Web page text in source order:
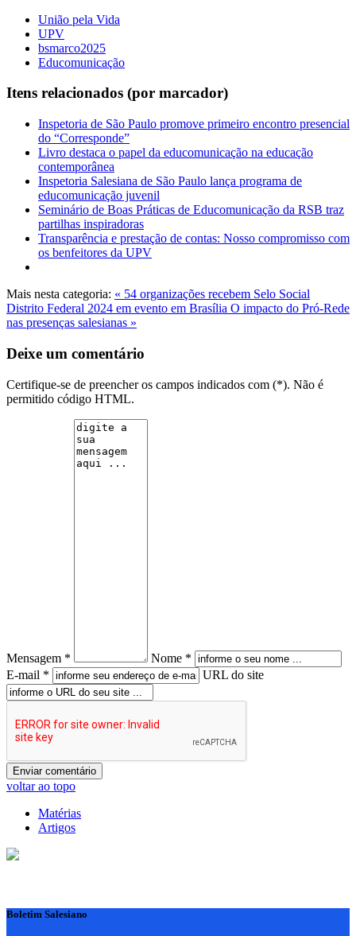
União pela Vida
UPV
bsmarco2025
Educomunicação
Itens relacionados (por marcador)
Inspetoria de São Paulo promove primeiro encontro presencial
do “Corresponde”
Livro destaca o papel da educomunicação na educação
contemporânea
Inspetoria Salesiana de São Paulo lança programa de
educomunicação juvenil
Seminário de Boas Práticas de Educomunicação da RSB traz
partilhas inspiradoras
Transparência e prestação de contas: Nosso compromisso com
os benfeitores da UPV
Mais nesta categoria: « 54 organizações recebem Selo Social
Distrito Federal 2024 em evento em Brasília O impacto do Pró-Rede
nas presenças salesianas »
Deixe um comentário
Certifique-se de preencher os campos indicados com (*). Não é
permitido código HTML.
Mensagem *
Nome *
E-mail *
URL do site
voltar ao topo
Matérias
Artigos
Boletim Salesiano